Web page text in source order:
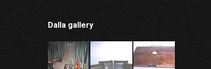
Dalla gallery